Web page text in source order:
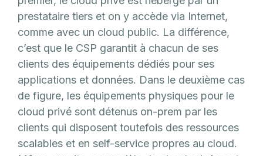
prestataire tiers et on y accède via Internet,
comme avec un cloud public. La différence,
c’est que le CSP garantit à chacun de ses
clients des équipements dédiés pour ses
applications et données. Dans le deuxième cas
de figure, les équipements physiques pour le
cloud privé sont détenus on-prem par les
clients qui disposent toutefois des ressources
scalables et en self-service propres au cloud.